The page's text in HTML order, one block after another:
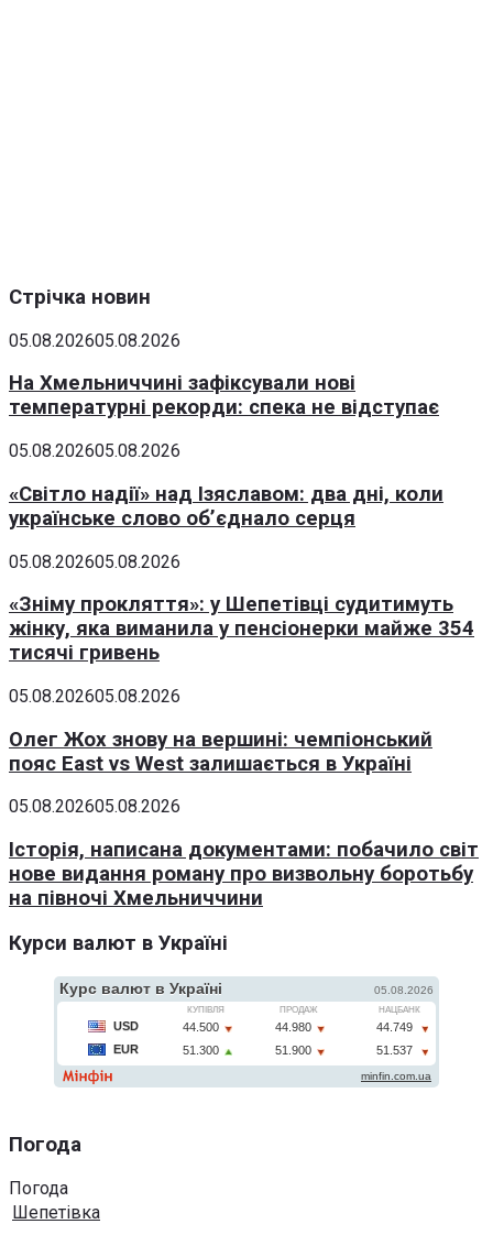
Стрічка новин
05.08.202605.08.2026
На Хмельниччині зафіксували нові
температурні рекорди: спека не відступає
05.08.202605.08.2026
«Світло надії» над Ізяславом: два дні, коли
українське слово об’єднало серця
05.08.202605.08.2026
«Зніму прокляття»: у Шепетівці судитимуть
жінку, яка виманила у пенсіонерки майже 354
тисячі гривень
05.08.202605.08.2026
Олег Жох знову на вершині: чемпіонський
пояс East vs West залишається в Україні
05.08.202605.08.2026
Історія, написана документами: побачило світ
нове видання роману про визвольну боротьбу
на півночі Хмельниччини
Курси валют в Україні
Погода
Погода
Шепетівка